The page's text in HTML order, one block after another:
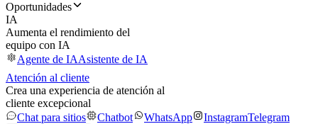
Oportunidades
IA
Aumenta el rendimiento del
equipo con IA
Agente de IAAsistente de IA
Atención al cliente
Crea una experiencia de atención al
cliente excepcional
Chat para sitios
Chatbot WhatsApp InstagramTelegram